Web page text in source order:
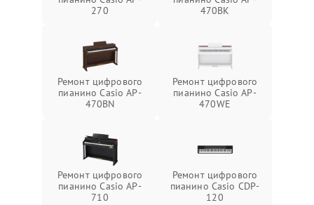
270
470BK
Ремонт цифрового
пианино Casio AP-
470BN
Ремонт цифрового
пианино Casio AP-
470WE
Ремонт цифрового
пианино Casio AP-
710
Ремонт цифрового
пианино Casio CDP-
120